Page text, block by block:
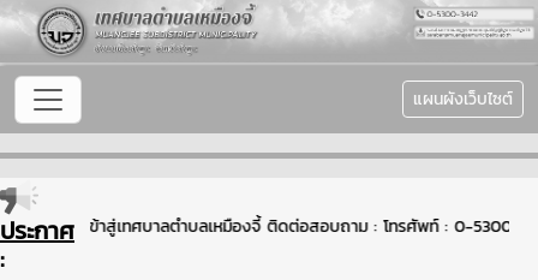
แผนผังเว็บไซต์
ประกาศ
:
ดีต้อนรับเข้าสู่เทศบาลตำบลเหมืองจี้ ติดต่อสอบถาม : โทรศัพท์ : 0-5300-